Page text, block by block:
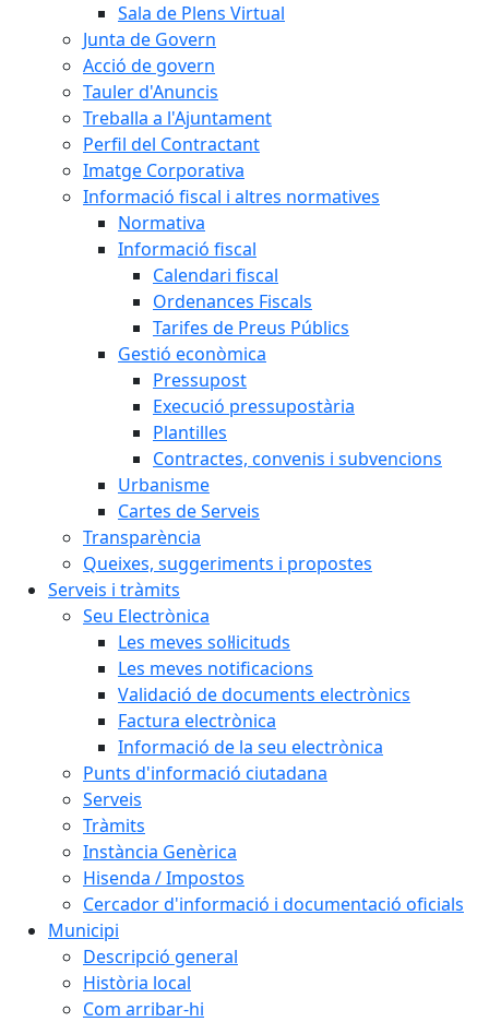
Sala de Plens Virtual
Junta de Govern
Acció de govern
Tauler d'Anuncis
Treballa a l'Ajuntament
Perfil del Contractant
Imatge Corporativa
Informació fiscal i altres normatives
Normativa
Informació fiscal
Calendari fiscal
Ordenances Fiscals
Tarifes de Preus Públics
Gestió econòmica
Pressupost
Execució pressupostària
Plantilles
Contractes, convenis i subvencions
Urbanisme
Cartes de Serveis
Transparència
Queixes, suggeriments i propostes
Serveis i tràmits
Seu Electrònica
Les meves sol·licituds
Les meves notificacions
Validació de documents electrònics
Factura electrònica
Informació de la seu electrònica
Punts d'informació ciutadana
Serveis
Tràmits
Instància Genèrica
Hisenda / Impostos
Cercador d'informació i documentació oficials
Municipi
Descripció general
Història local
Com arribar-hi